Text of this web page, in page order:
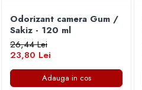
Odorizant camera Gum /
Sakiz - 120 ml
26,44 Lei
23,80 Lei
Adauga in cos